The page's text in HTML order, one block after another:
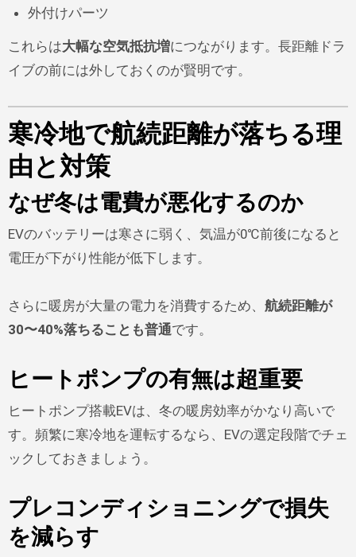
外付けパーツ
これらは大幅な空気抵抗増につながります。長距離ドラ
イブの前には外しておくのが賢明です。
寒冷地で航続距離が落ちる理
由と対策
なぜ冬は電費が悪化するのか
EVのバッテリーは寒さに弱く、気温が0℃前後になると
電圧が下がり性能が低下します。
さらに暖房が大量の電力を消費するため、 航続距離が
30〜40%落ちることも普通です。
ヒートポンプの有無は超重要
ヒートポンプ搭載EVは、冬の暖房効率がかなり高いで
す。頻繁に寒冷地を運転するなら、EVの選定段階でチェ
ックしておきましょう。
プレコンディショニングで損失
を減らす